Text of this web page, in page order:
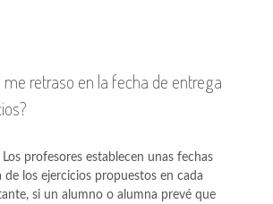
me retraso en la fecha de entrega
Los profesores establecen unas fechas
de los ejercicios propuestos en cada
si un alumno o alumna prevé que